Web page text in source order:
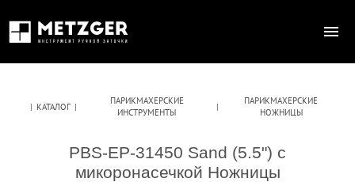
| КАТАЛОГ |
ПАРИКМАХЕРСКИЕ
ИНСТРУМЕНТЫ
|
ПАРИКМАХЕРСКИЕ
НОЖНИЦЫ
PBS-EP-31450 Sand (5.5") с
микоронасечкой Ножницы